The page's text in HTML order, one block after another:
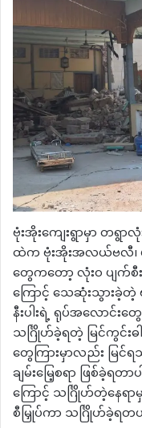
ဗုံးအိုးကျေးရွာမှာ တ
ထဲက ဗုံးအိုးအလယ်ဗလီ၊
တွေကတော့ လုံးဝ ပျက်စီ
ကြောင့် သေဆုံးသွားခဲ့တဲ့
နီးပါးရဲ့ ရုပ်အလောင်း
သင်္ဂြိုဟ်ခဲ့ရတဲ့ မြင်ကွင်
တွေကြားမှာလည်း မ
ချမ်းမြေ့စရာ ဖြစ်ခဲ့
ကြောင့် သင်္ဂြိုဟ်တဲ့နေရာ
စီမြှုပ်ကာ သင်္ဂြိုဟ်ခဲ့ရ